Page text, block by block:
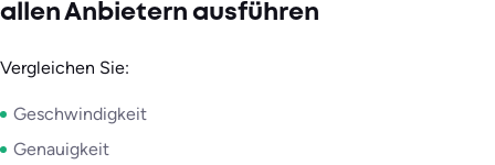
allen Anbietern ausführen
Vergleichen Sie:
Geschwindigkeit
Genauigkeit